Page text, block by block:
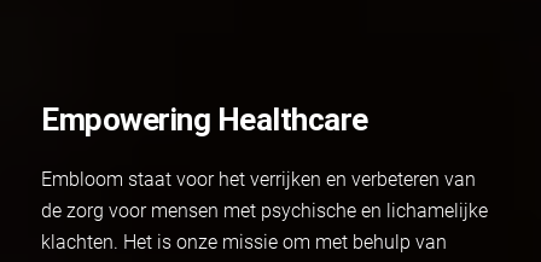
Empowering Healthcare
Embloom staat voor het verrijken en verbeteren van
de zorg voor mensen met psychische en lichamelijke
klachten. Het is onze missie om met behulp van